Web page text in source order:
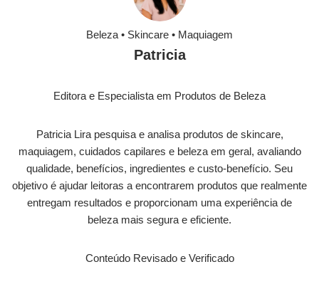
Beleza • Skincare • Maquiagem
Patricia
Editora e Especialista em Produtos de Beleza
Patricia Lira pesquisa e analisa produtos de skincare,
maquiagem, cuidados capilares e beleza em geral, avaliando
qualidade, benefícios, ingredientes e custo-benefício. Seu
objetivo é ajudar leitoras a encontrarem produtos que realmente
entregam resultados e proporcionam uma experiência de
beleza mais segura e eficiente.
Conteúdo Revisado e Verificado